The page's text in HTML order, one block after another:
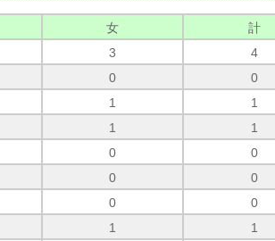
女
計
3
4
0
0
1
1
1
1
0
0
0
0
0
0
1
1